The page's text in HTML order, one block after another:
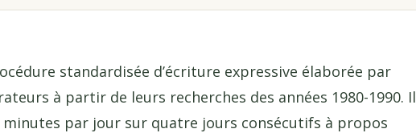
standardisée d’écriture expressive élaborée par
à partir de leurs recherches des années 1980-1990. Il
minutes par jour sur quatre jours consécutifs à propos